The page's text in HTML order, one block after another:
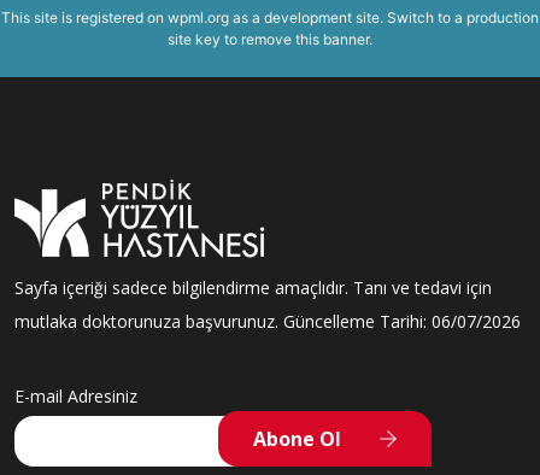
This site is registered on wpml.org as a development site. Switch to a production
site key to remove this banner.
Sayfa içeriği sadece bilgilendirme amaçlıdır. Tanı ve tedavi için
mutlaka doktorunuza başvurunuz. Güncelleme Tarihi: 06/07/2026
E-mail Adresiniz
Abone Ol